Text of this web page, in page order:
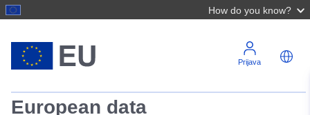
How do you know?
Prijava
European data